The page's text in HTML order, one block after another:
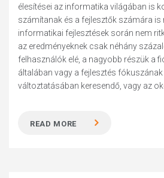
élesítései az informatika világában is
számítanak és a fejlesztők számára is
informatikai fejlesztések során nem
az eredményeknek csak néhány
felhasználók elé, a nagyobb részük a
általában vagy a fejlesztés
változtatásában keresendő, vagy az
READ MORE